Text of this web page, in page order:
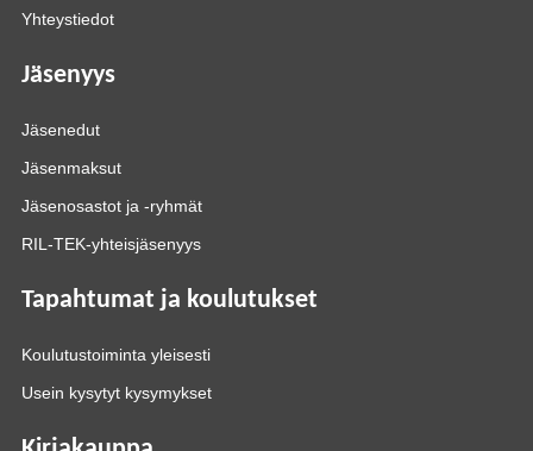
Yhteystiedot
Jäsenyys
Jäsenedut
Jäsenmaksut
Jäsenosastot ja -ryhmät
RIL-TEK-yhteisjäsenyys
Tapahtumat ja koulutukset
Koulutustoiminta yleisesti
Usein kysytyt kysymykset